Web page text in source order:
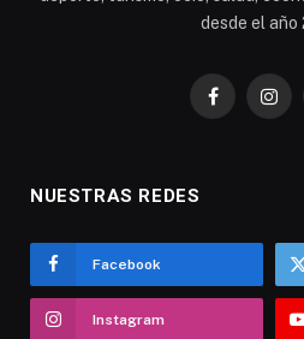
desde el año
Facebook
NUESTRAS REDES
Facebook
Instagram